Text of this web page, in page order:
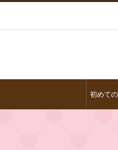
初めて